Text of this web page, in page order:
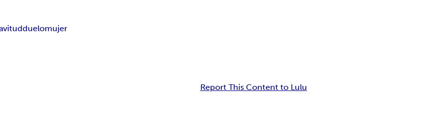
duelomujer
Report This Content to Lulu